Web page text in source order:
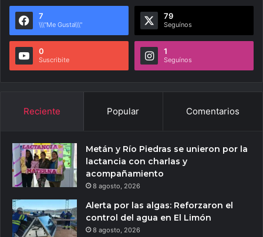
7
\\\"Me Gusta\\\"
79
Seguínos
0
Suscribite
1
Seguínos
Reciente Popular Comentarios
Metán y Río Piedras se unieron por la
lactancia con charlas y
acompañamiento
8 agosto, 2026
Alerta por las algas: Reforzaron el
control del agua en El Limón
8 agosto, 2026